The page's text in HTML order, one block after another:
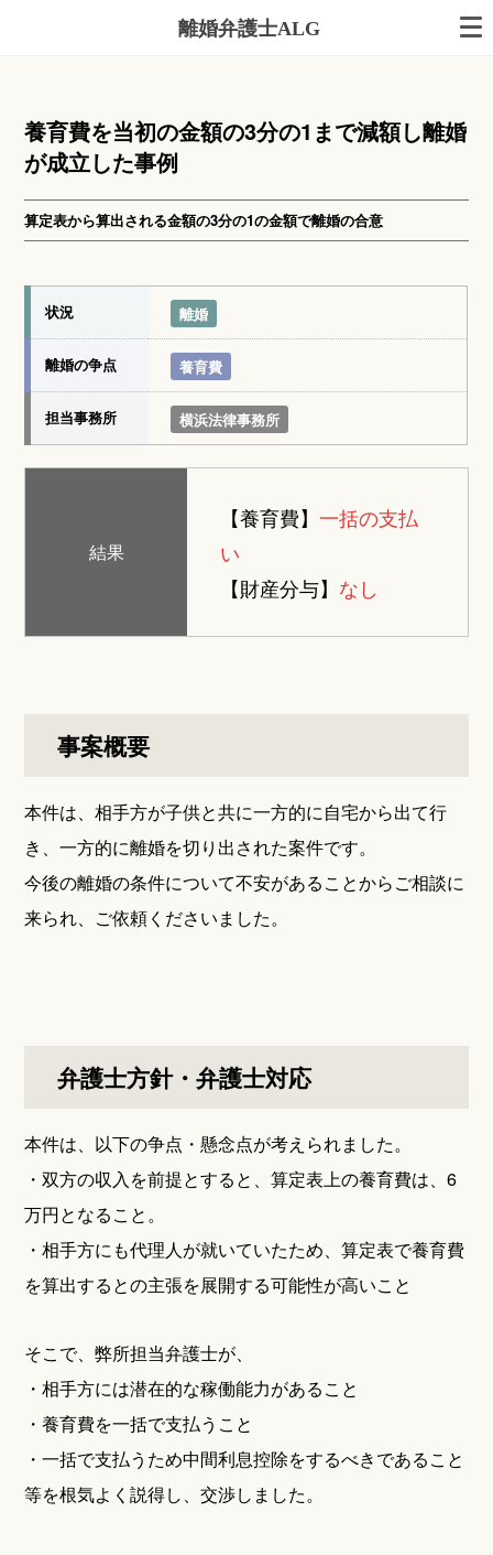
離婚弁護士ALG
養育費を当初の金額の3分の1まで減額し離婚
が成立した事例
算定表から算出される金額の3分の1の金額で離婚の合意
状況 離婚
離婚の争点 養育費
担当事務所 横浜法律事務所
結果
【養育費】一括の支払
い
【財産分与】 なし
事案概要
本件は、相手方が子供と共に一方的に自宅から出て行
き、一方的に離婚を切り出された案件です。
今後の離婚の条件について不安があることからご相談に
来られ、ご依頼くださいました。
弁護士方針・弁護士対応
本件は、以下の争点・懸念点が考えられました。
・双方の収入を前提とすると、算定表上の養育費は、6
万円となること。
・相手方にも代理人が就いていたため、算定表で養育費
を算出するとの主張を展開する可能性が高いこと
そこで、弊所担当弁護士が、
・相手方には潜在的な稼働能力があること
・養育費を一括で支払うこと
・一括で支払うため中間利息控除をするべきであること
等を根気よく説得し、交渉しました。